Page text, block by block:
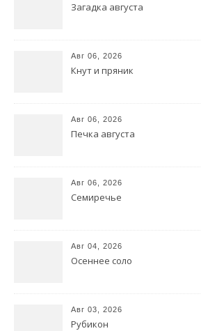
Загадка августа
Авг 06, 2026
Кнут и пряник
Авг 06, 2026
Печка августа
Авг 06, 2026
Семиречье
Авг 04, 2026
Осеннее соло
Авг 03, 2026
Рубикон